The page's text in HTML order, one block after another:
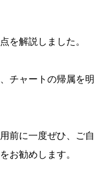
を解説しました。
チャートの帰属を明
前に一度ぜひ、ご自
お勧めします。